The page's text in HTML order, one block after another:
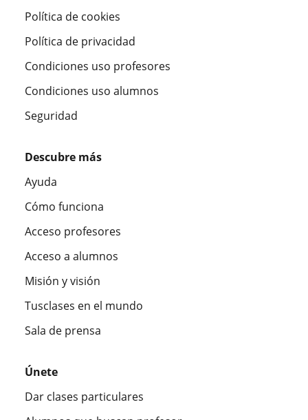
Política de cookies
Política de privacidad
Condiciones uso profesores
Condiciones uso alumnos
Seguridad
Descubre más
Ayuda
Cómo funciona
Acceso profesores
Acceso a alumnos
Misión y visión
Tusclases en el mundo
Sala de prensa
Únete
Dar clases particulares